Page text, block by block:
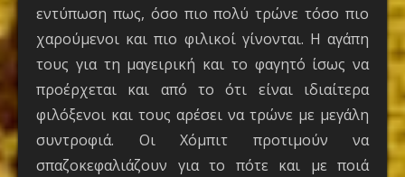
εντύπωση πως, όσο πιο πολύ τρώνε τόσο πιο
χαρούμενοι και πιο φιλικοί γίνονται. Η αγάπη
τους για τη μαγειρική και το φαγητό ίσως να
προέρχεται και από το ότι είναι ιδιαίτερα
φιλόξενοι και τους αρέσει να τρώνε με μεγάλη
συντροφιά. Οι Χόμπιτ προτιμούν να
σπαζοκεφαλιάζουν για το πότε και με ποιά